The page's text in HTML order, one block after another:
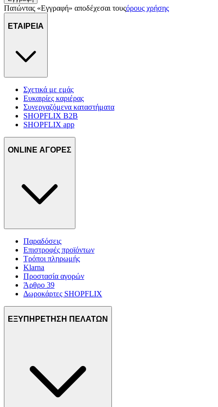
πληροφορίες σχετικά με την από μέρους σας χρήση της
τοποθεσίας μας στους συνεργάτες μέσων κοινωνικής
δικτύωσης, διαφημίσεων και ανάλυσης.
Πατώντας «Εγγραφή» αποδέχεσαι τουςόρους χρήσης
ΕΤΑΙΡΕΙΑ
Σχετικά με εμάς
Ευκαιρίες καριέρας
Συνεργαζόμενα καταστήματα
SHOPFLIX B2B
SHOPFLIX app
ONLINE ΑΓΟΡΕΣ
Παραδόσεις
Επιστροφές προϊόντων
Τρόποι πληρωμής
Klarna
Προστασία αγορών
Άρθρο 39
Δωροκάρτες SHOPFLIX
ΕΞΥΠΗΡΕΤΗΣΗ ΠΕΛΑΤΩΝ